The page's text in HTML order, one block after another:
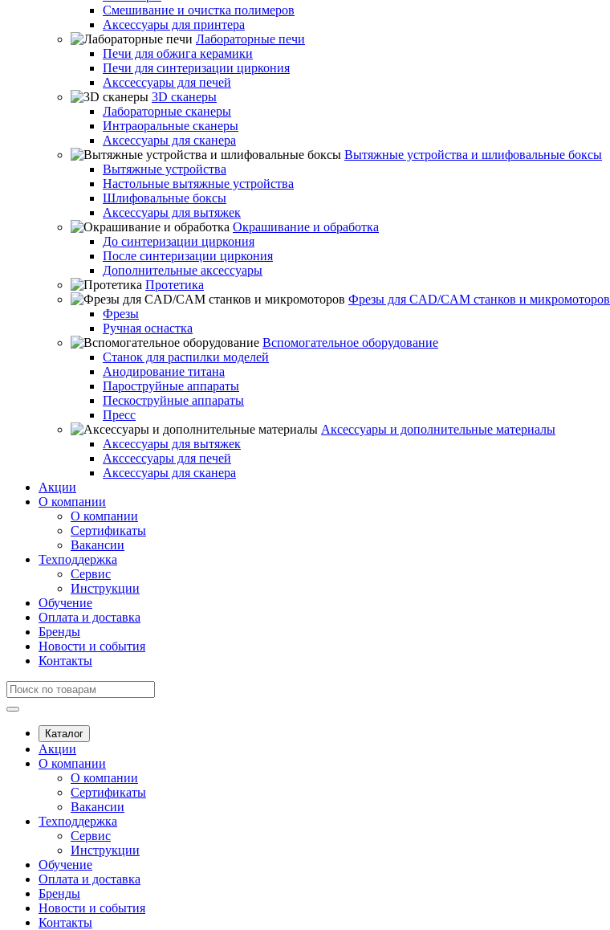
Смешивание и очистка полимеров
Аксессуары для принтера
Лабораторные печи
Печи для обжига керамики
Печи для синтеризации циркония
Акссессуары для печей
3D сканеры
Лабораторные сканеры
Интраоральные сканеры
Аксессуары для сканера
Вытяжные устройства и шлифовальные боксы
Вытяжные устройства
Настольные вытяжные устройства
Шлифовальные боксы
Аксессуары для вытяжек
Окрашивание и обработка
До синтеризации циркония
После синтеризации циркония
Дополнительные аксессуары
Протетика
Фрезы для CAD/CAM станков и микромоторов
Фрезы
Ручная оснастка
Вспомогательное оборудование
Станок для распилки моделей
Анодирование титана
Пароструйные аппараты
Пескоструйные аппараты
Пресс
Аксессуары и дополнительные материалы
Аксессуары для вытяжек
Акссессуары для печей
Аксессуары для сканера
Акции
О компании
О компании
Сертификаты
Вакансии
Техподдержка
Сервис
Инструкции
Обучение
Оплата и доставка
Бренды
Новости и события
Контакты
Каталог
Акции
О компании
О компании
Сертификаты
Вакансии
Техподдержка
Сервис
Инструкции
Обучение
Оплата и доставка
Бренды
Новости и события
Контакты